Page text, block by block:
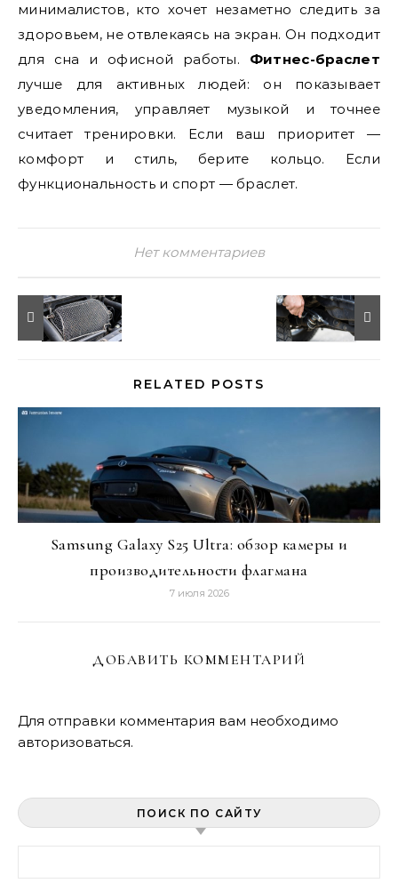
минималистов, кто хочет незаметно следить за
здоровьем, не отвлекаясь на экран. Он подходит
для сна и офисной работы. Фитнес-браслет
лучше для активных людей: он показывает
уведомления, управляет музыкой и точнее
считает тренировки. Если ваш приоритет —
комфорт и стиль, берите кольцо. Если
функциональность и спорт — браслет.
Нет комментариев
RELATED POSTS
Samsung Galaxy S25 Ultra: обзор камеры и
производительности флагмана
7 июля 2026
ДОБАВИТЬ КОММЕНТАРИЙ
Для отправки комментария вам необходимо
авторизоваться.
ПОИСК ПО САЙТУ